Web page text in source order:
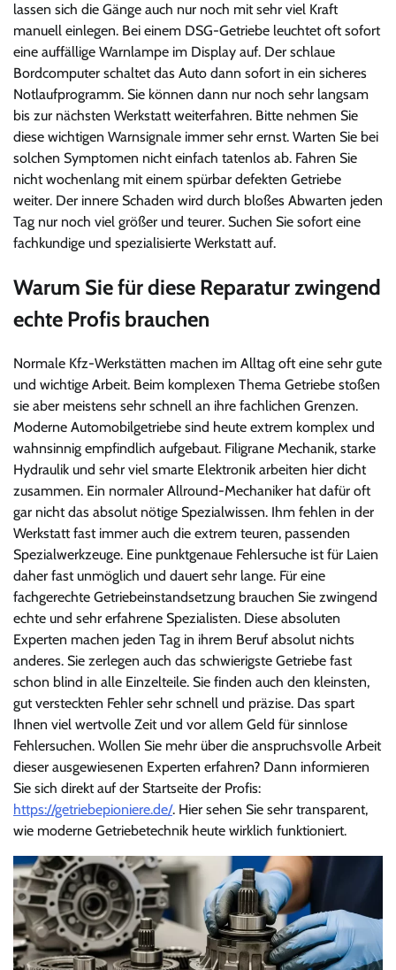
lassen sich die Gänge auch nur noch mit sehr viel Kraft
manuell einlegen. Bei einem DSG-Getriebe leuchtet oft sofort
eine auffällige Warnlampe im Display auf. Der schlaue
Bordcomputer schaltet das Auto dann sofort in ein sicheres
Notlaufprogramm. Sie können dann nur noch sehr langsam
bis zur nächsten Werkstatt weiterfahren. Bitte nehmen Sie
diese wichtigen Warnsignale immer sehr ernst. Warten Sie bei
solchen Symptomen nicht einfach tatenlos ab. Fahren Sie
nicht wochenlang mit einem spürbar defekten Getriebe
weiter. Der innere Schaden wird durch bloßes Abwarten jeden
Tag nur noch viel größer und teurer. Suchen Sie sofort eine
fachkundige und spezialisierte Werkstatt auf.
Warum Sie für diese Reparatur zwingend
echte Profis brauchen
Normale Kfz-Werkstätten machen im Alltag oft eine sehr gute
und wichtige Arbeit. Beim komplexen Thema Getriebe stoßen
sie aber meistens sehr schnell an ihre fachlichen Grenzen.
Moderne Automobilgetriebe sind heute extrem komplex und
wahnsinnig empfindlich aufgebaut. Filigrane Mechanik, starke
Hydraulik und sehr viel smarte Elektronik arbeiten hier dicht
zusammen. Ein normaler Allround-Mechaniker hat dafür oft
gar nicht das absolut nötige Spezialwissen. Ihm fehlen in der
Werkstatt fast immer auch die extrem teuren, passenden
Spezialwerkzeuge. Eine punktgenaue Fehlersuche ist für Laien
daher fast unmöglich und dauert sehr lange. Für eine
fachgerechte Getriebeinstandsetzung brauchen Sie zwingend
echte und sehr erfahrene Spezialisten. Diese absoluten
Experten machen jeden Tag in ihrem Beruf absolut nichts
anderes. Sie zerlegen auch das schwierigste Getriebe fast
schon blind in alle Einzelteile. Sie finden auch den kleinsten,
gut versteckten Fehler sehr schnell und präzise. Das spart
Ihnen viel wertvolle Zeit und vor allem Geld für sinnlose
Fehlersuchen. Wollen Sie mehr über die anspruchsvolle Arbeit
dieser ausgewiesenen Experten erfahren? Dann informieren
Sie sich direkt auf der Startseite der Profis:
https://getriebepioniere.de/. Hier sehen Sie sehr transparent,
wie moderne Getriebetechnik heute wirklich funktioniert.